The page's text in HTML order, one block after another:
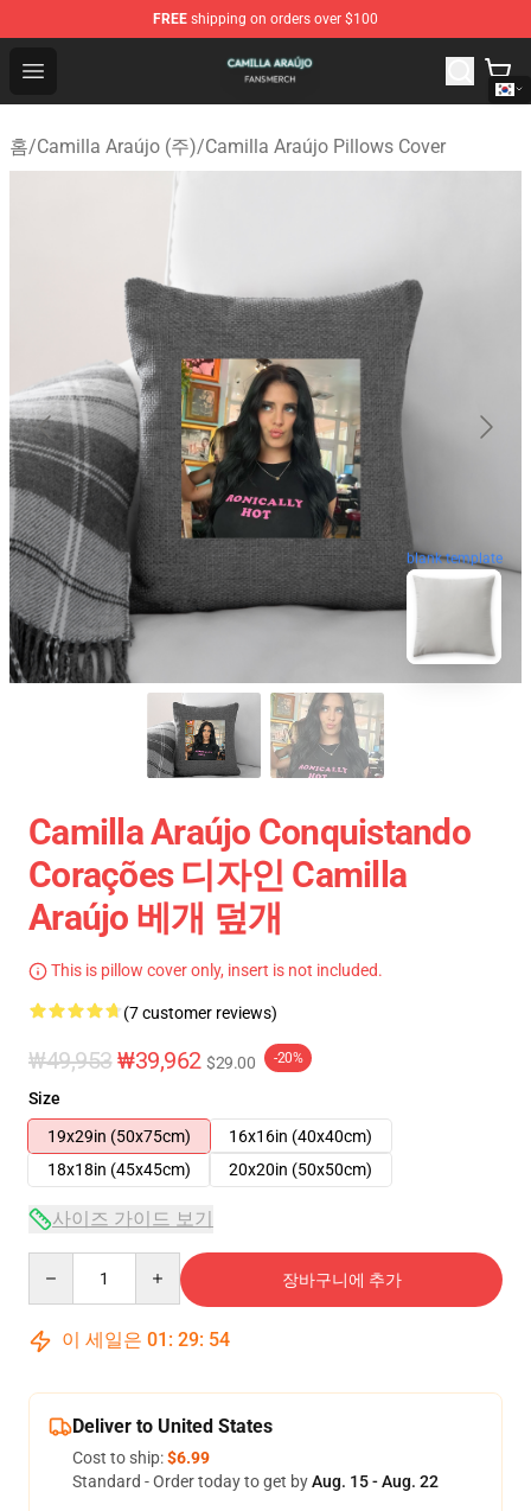
FREE shipping on orders over $100
Open menu
Camilla Araújo Shop - Official Camilla Araújo
홈/Camilla Araújo (주)/Camilla Araújo Pillows Cover
blank template
Camilla Araújo Conquistando
Corações 디자인 Camilla
Araújo 베개 덮개
This is pillow cover only, insert is not included.
(7 customer reviews)
₩49,953 ₩39,962 $29.00 -20%
Size
19x29in (50x75cm)
16x16in (40x40cm)
18x18in (45x45cm)
20x20in (50x50cm)
사이즈 가이드 보기
장바구니에 추가
이 세일은 01 : 29: 53
Deliver to United States
Cost to ship:$6.99
Standard - Order today to get byAug. 15 - Aug. 22